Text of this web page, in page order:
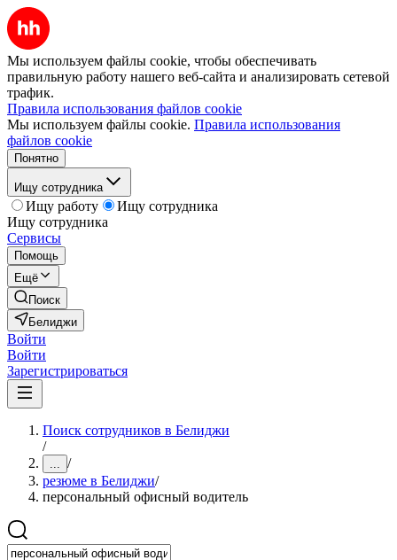
Мы используем файлы cookie, чтобы обеспечивать
правильную работу нашего веб-сайта и анализировать сетевой
трафик.
Правила использования файлов cookie
Мы используем файлы cookie. Правила использования
файлов cookie
Понятно
Ищу сотрудника
Ищу работу
Ищу сотрудника
Ищу сотрудника
Сервисы
Помощь
Ещё
Поиск
Белиджи
Войти
Войти
Зарегистрироваться
Поиск сотрудников в Белиджи
/
... /
резюме в Белиджи/
персональный офисный водитель